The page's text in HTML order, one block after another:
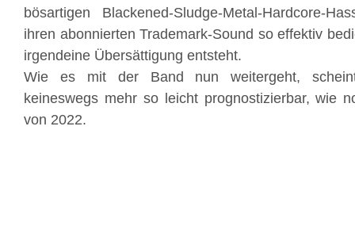
bösartigen Blackened-Sludge-Metal-Hardcore-
ihren abonnierten Trademark-Sound so effektiv
irgendeine Übersättigung entsteht.
Wie es mit der Band nun weitergeht,
keineswegs mehr so leicht prognostizierbar, wie
von 2022.